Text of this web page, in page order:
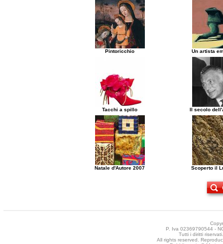
Pintoricchio Un artista
Tacchi a spillo Il secolo
Natale d'Autore 2007 Scoperto il
P. Iva 02369790544 -
Tutti i diritti
All rights reserved.